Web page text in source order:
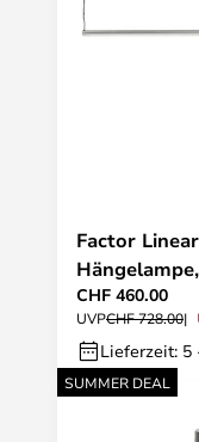
Factor
CHF 460.00
UVPCHF 728.00
Lieferzeit: 5
SUMMER DEAL